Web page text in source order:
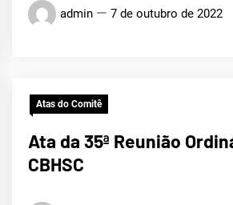
admin 7 de outubro de 2022
Atas do Comitê
Ata da 35ª Reunião
CBHSC